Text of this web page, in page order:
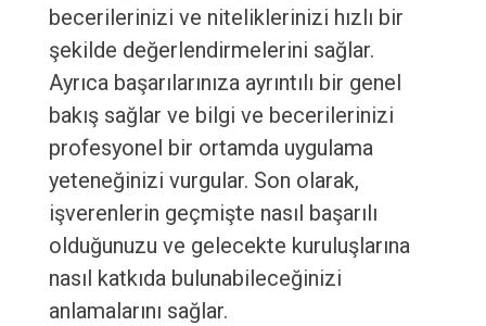
becerilerinizi ve niteliklerinizi hızlı bir
şekilde değerlendirmelerini sağlar.
Ayrıca başarılarınıza ayrıntılı bir genel
bakış sağlar ve bilgi ve becerilerinizi
profesyonel bir ortamda uygulama
yeteneğinizi vurgular. Son olarak,
işverenlerin geçmişte nasıl başarılı
olduğunuzu ve gelecekte kuruluşlarına
nasıl katkıda bulunabileceğinizi
anlamalarını sağlar.